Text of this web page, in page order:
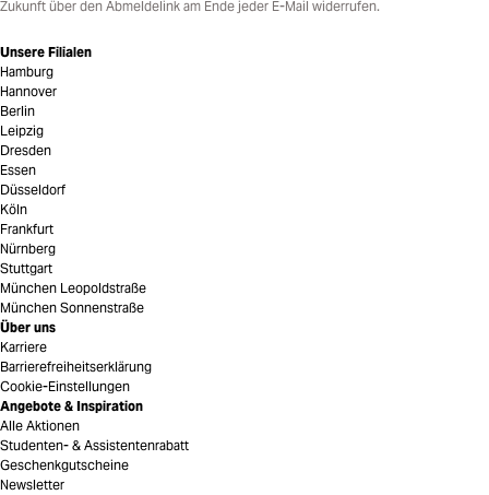
Zukunft über den Abmeldelink am Ende jeder E-Mail widerrufen.
Unsere Filialen
Hamburg
Hannover
Berlin
Leipzig
Dresden
Essen
Düsseldorf
Köln
Frankfurt
Nürnberg
Stuttgart
München Leopoldstraße
München Sonnenstraße
Über uns
Karriere
Barrierefreiheitserklärung
Cookie-Einstellungen
Angebote & Inspiration
Alle Aktionen
Studenten- & Assistentenrabatt
Geschenkgutscheine
Newsletter